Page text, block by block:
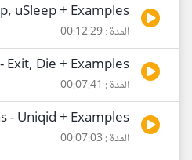
uSleep + Examples
المدة : 00:12:29
Exit, Die + Examples
المدة : 00:07:41
- Uniqid + Examples
المدة : 00:07:03